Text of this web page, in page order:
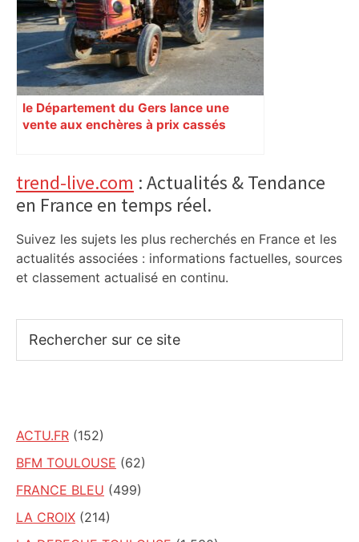
le Département du Gers lance une
vente aux enchères à prix cassés
Primary
Sidebar
trend-live.com : Actualités & Tendance
en France en temps réel.
Suivez les sujets les plus recherchés en France et les
actualités associées : informations factuelles, sources
et classement actualisé en continu.
sur
ACTU.FR (152)
BFM TOULOUSE (62)
FRANCE BLEU (499)
LA CROIX (214)